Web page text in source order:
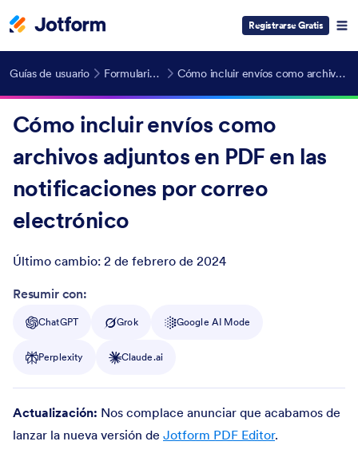
Registrarse Gratis
Guías de usuario Formularios Compatibles con HIPAA Cómo incluir envíos como archivos adjuntos en PDF en las notificaciones por correo electrónico
Cómo incluir envíos como
archivos adjuntos en PDF en las
notificaciones por correo
electrónico
Último cambio: 2 de febrero de 2024
Post ID
Resumir con:
ChatGPT Grok Google AI Mode
Perplexity Claude.ai
Actualización: Nos complace anunciar que acabamos de
lanzar la nueva versión de Jotform PDF Editor.